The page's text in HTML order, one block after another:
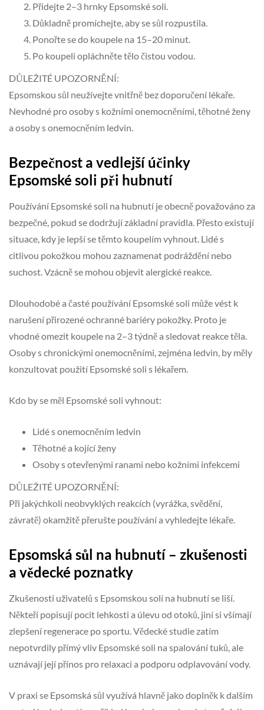
Přidejte 2–3 hrnky Epsomské soli.
Důkladně promíchejte, aby se sůl rozpustila.
Ponořte se do koupele na 15–20 minut.
Po koupeli opláchněte tělo čistou vodou.
DŮLEŽITÉ UPOZORNĚNÍ:
Epsomskou sůl neužívejte vnitřně bez doporučení lékaře.
Nevhodné pro osoby s kožními onemocněními, těhotné ženy
a osoby s onemocněním ledvin.
Bezpečnost a vedlejší účinky
Epsomské soli při hubnutí
Používání Epsomské soli na hubnutí je obecně považováno za
bezpečné, pokud se dodržují základní pravidla. Přesto existují
situace, kdy je lepší se těmto koupelím vyhnout. Lidé s
citlivou pokožkou mohou zaznamenat podráždění nebo
suchost. Vzácně se mohou objevit alergické reakce.
Dlouhodobé a časté používání Epsomské soli může vést k
narušení přirozené ochranné bariéry pokožky. Proto je
vhodné omezit koupele na 2–3 týdně a sledovat reakce těla.
Osoby s chronickými onemocněními, zejména ledvin, by měly
konzultovat použití Epsomské soli s lékařem.
Kdo by se měl Epsomské soli vyhnout:
Lidé s onemocněním ledvin
Těhotné a kojící ženy
Osoby s otevřenými ranami nebo kožními infekcemi
DŮLEŽITÉ UPOZORNĚNÍ:
Při jakýchkoli neobvyklých reakcích (vyrážka, svědění,
závratě) okamžitě přerušte používání a vyhledejte lékaře.
Epsomská sůl na hubnutí – zkušenosti
a vědecké poznatky
Zkušenosti uživatelů s Epsomskou solí na hubnutí se liší.
Někteří popisují pocit lehkosti a úlevu od otoků, jiní si všímají
zlepšení regenerace po sportu. Vědecké studie zatím
nepotvrdily přímý vliv Epsomské soli na spalování tuků, ale
uznávají její přínos pro relaxaci a podporu odplavování vody.
V praxi se Epsomská sůl využívá hlavně jako doplněk k dalším